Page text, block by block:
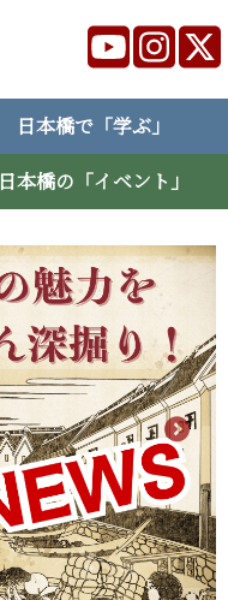
日本橋で「学ぶ」
日本橋の「イベント」